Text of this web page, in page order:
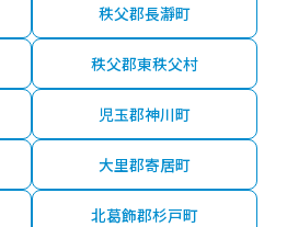
秩父郡長瀞町
秩父郡東秩父村
児玉郡神川町
大里郡寄居町
北葛飾郡杉戸町